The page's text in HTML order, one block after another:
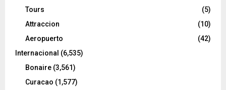
Tours
(5)
Attraccion
(10)
Aeropuerto
(42)
Internacional (6,535)
Bonaire (3,561)
Curacao (1,577)